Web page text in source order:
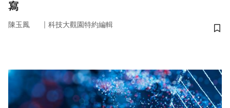
寫
陳玉鳳 ｜ 科技大觀園特約編輯
儲